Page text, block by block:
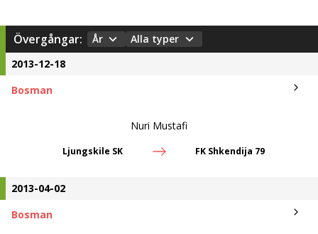
Övergångar: År
Alla typer
2013-12-18
Bosman
Nuri Mustafi
Ljungskile SK FK Shkendija 79
2013-04-02
Bosman